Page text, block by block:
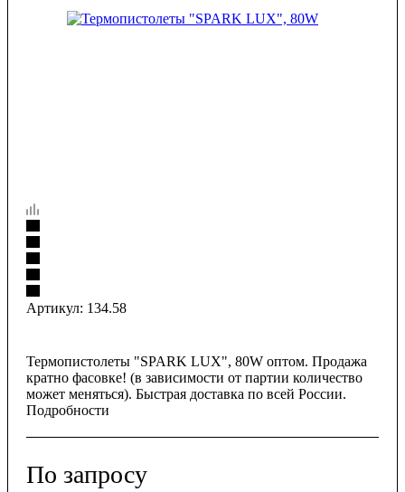
Артикул: 134.58
Термопистолеты "SPARK LUX", 80W оптом. Продажа
кратно фасовке! (в зависимости от партии количество
может меняться). Быстрая доставка по всей России.
Подробности
По запросу